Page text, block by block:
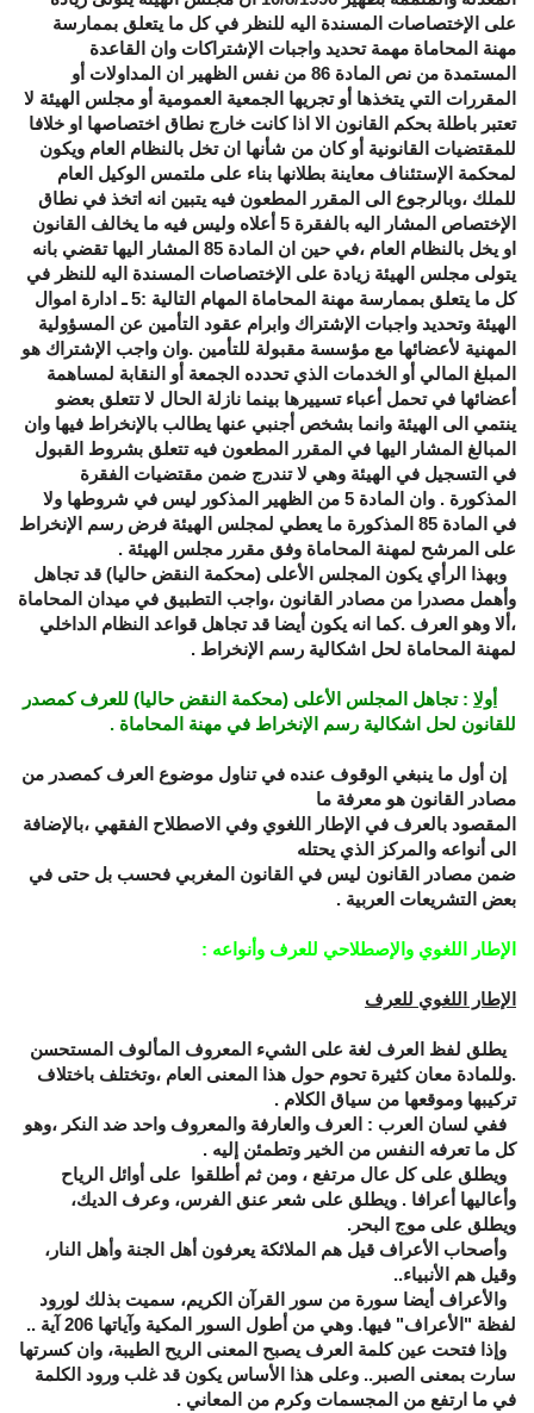
على الإختصاصات المسندة اليه للنظر في كل ما يتعلق بممارسة
مهنة المحاماة مهمة تحديد واجبات الإشتراكات وان القاعدة
المستمدة من نص المادة 86 من نفس الظهير ان المداولات أو
المقررات التي يتخذها أو تجريها الجمعية العمومية أو مجلس الهيئة لا
تعتبر باطلة بحكم القانون الا اذا كانت خارج نطاق اختصاصها او خلافا
للمقتضيات القانونية أو كان من شأنها ان تخل بالنظام العام ويكون
لمحكمة الإستئناف معاينة بطلانها بناء على ملتمس الوكيل العام
للملك ،وبالرجوع الى المقرر المطعون فيه يتبين انه اتخذ في نطاق
الإختصاص المشار اليه بالفقرة 5 أعلاه وليس فيه ما يخالف القانون
او يخل بالنظام العام ،في حين ان المادة 85 المشار اليها تقضي بانه
يتولى مجلس الهيئة زيادة على الإختصاصات المسندة اليه للنظر في
كل ما يتعلق بممارسة مهنة المحاماة المهام التالية :5 ـ ادارة اموال
الهيئة وتحديد واجبات الإشتراك وابرام عقود التأمين عن المسؤولية
المهنية لأعضائها مع مؤسسة مقبولة للتأمين .وان واجب الإشتراك هو
المبلغ المالي أو الخدمات الذي تحدده الجمعة أو النقابة لمساهمة
أعضائها في تحمل أعباء تسييرها بينما نازلة الحال لا تتعلق بعضو
ينتمي الى الهيئة وانما بشخص أجنبي عنها يطالب بالإنخراط فيها وان
المبالغ المشار اليها في المقرر المطعون فيه تتعلق بشروط القبول
في التسجيل في الهيئة وهي لا تندرج ضمن مقتضيات الفقرة
المذكورة . وان المادة 5 من الظهير المذكور ليس في شروطها ولا
في المادة 85 المذكورة ما يعطي لمجلس الهيئة فرض رسم الإنخراط
على المرشح لمهنة المحاماة وفق مقرر مجلس الهيئة .
وبهذا الرأي يكون المجلس الأعلى (محكمة النقض حاليا) قد تجاهل
وأهمل مصدرا من مصادر القانون ،واجب التطبيق في ميدان المحاماة
،ألا وهو العرف .كما انه يكون أيضا قد تجاهل قواعد النظام الداخلي
لمهنة المحاماة لحل اشكالية رسم الإنخراط .
أولا : تجاهل المجلس الأعلى (محكمة النقض حاليا) للعرف كمصدر
للقانون لحل اشكالية رسم الإنخراط في مهنة المحاماة .
إن أول ما ينبغي الوقوف عنده في تناول موضوع العرف كمصدر من
مصادر القانون هو معرفة ما
المقصود بالعرف في الإطار اللغوي وفي الاصطلاح الفقهي ،بالإضافة
الى أنواعه والمركز الذي يحتله
ضمن مصادر القانون ليس في القانون المغربي فحسب بل حتى في
بعض التشريعات العربية .
الإطار اللغوي والإصطلاحي للعرف وأنواعه :
الإطار اللغوي للعرف
يطلق لفظ العرف لغة على الشيء المعروف المألوف المستحسن
.وللمادة معان كثيرة تحوم حول هذا المعنى العام ،وتختلف باختلاف
تركيبها وموقعها من سياق الكلام .
ففي لسان العرب : العرف والعارفة والمعروف واحد ضد النكر ،وهو
كل ما تعرفه النفس من الخير وتطمئن إليه .
ويطلق على كل عال مرتفع ، ومن ثم أطلقوا على أوائل الرياح
وأعاليها أعرافا . ويطلق على شعر عنق الفرس، وعرف الديك،
ويطلق على موج البحر.
وأصحاب الأعراف قيل هم الملائكة يعرفون أهل الجنة وأهل النار،
وقيل هم الأنبياء..
والأعراف أيضا سورة من سور القرآن الكريم، سميت بذلك لورود
لفظة "الأعراف" فيها. وهي من أطول السور المكية وآياتها 206 آية ..
وإذا فتحت عين كلمة العرف يصبح المعنى الريح الطيبة، وان كسرتها
سارت بمعنى الصبر.. وعلى هذا الأساس يكون قد غلب ورود الكلمة
في ما ارتفع من المجسمات وكرم من المعاني .